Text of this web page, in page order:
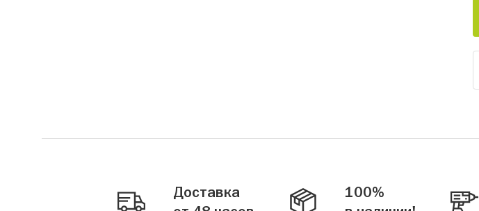
Доставка
100%